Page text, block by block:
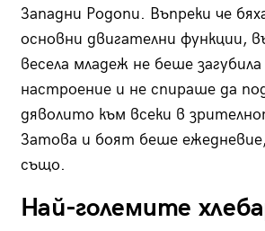
Западни Родопи. Въпреки че
основни двигателни функции,
весела младеж не беше
настроение и не спираше да
дяволито към всеки в
Затова и боят беше
също.
Най-големите